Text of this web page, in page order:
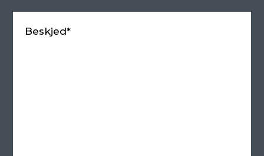
Beskjed*